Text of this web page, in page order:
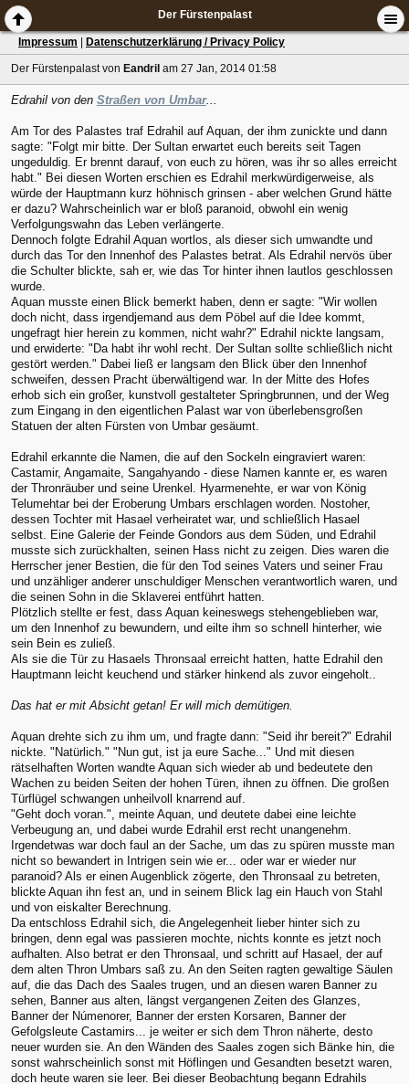
Der Fürstenpalast
Impressum Datenschutzerklärung / Privacy Policy
Der Fürstenpalastvon Eandril am 27 Jan, 2014 01:58
Edrahil von den Straßen von Umbar...
Am Tor des Palastes traf Edrahil auf Aquan, der ihm zunickte und dann
sagte: "Folgt mir bitte. Der Sultan erwartet euch bereits seit Tagen
ungeduldig. Er brennt darauf, von euch zu hören, was ihr so alles erreicht
habt." Bei diesen Worten erschien es Edrahil merkwürdigerweise, als
würde der Hauptmann kurz höhnisch grinsen - aber welchen Grund hätte
er dazu? Wahrscheinlich war er bloß paranoid, obwohl ein wenig
Verfolgungswahn das Leben verlängerte.
Dennoch folgte Edrahil Aquan wortlos, als dieser sich umwandte und
durch das Tor den Innenhof des Palastes betrat. Als Edrahil nervös über
die Schulter blickte, sah er, wie das Tor hinter ihnen lautlos geschlossen
wurde.
Aquan musste einen Blick bemerkt haben, denn er sagte: "Wir wollen
doch nicht, dass irgendjemand aus dem Pöbel auf die Idee kommt,
ungefragt hier herein zu kommen, nicht wahr?" Edrahil nickte langsam,
und erwiderte: "Da habt ihr wohl recht. Der Sultan sollte schließlich nicht
gestört werden." Dabei ließ er langsam den Blick über den Innenhof
schweifen, dessen Pracht überwältigend war. In der Mitte des Hofes
erhob sich ein großer, kunstvoll gestalteter Springbrunnen, und der Weg
zum Eingang in den eigentlichen Palast war von überlebensgroßen
Statuen der alten Fürsten von Umbar gesäumt.
Edrahil erkannte die Namen, die auf den Sockeln eingraviert waren:
Castamir, Angamaite, Sangahyando - diese Namen kannte er, es waren
der Thronräuber und seine Urenkel. Hyarmenehte, er war von König
Telumehtar bei der Eroberung Umbars erschlagen worden. Nostoher,
dessen Tochter mit Hasael verheiratet war, und schließlich Hasael
selbst. Eine Galerie der Feinde Gondors aus dem Süden, und Edrahil
musste sich zurückhalten, seinen Hass nicht zu zeigen. Dies waren die
Herrscher jener Bestien, die für den Tod seines Vaters und seiner Frau
und unzähliger anderer unschuldiger Menschen verantwortlich waren, und
die seinen Sohn in die Sklaverei entführt hatten.
Plötzlich stellte er fest, dass Aquan keineswegs stehengeblieben war,
um den Innenhof zu bewundern, und eilte ihm so schnell hinterher, wie
sein Bein es zuließ.
Als sie die Tür zu Hasaels Thronsaal erreicht hatten, hatte Edrahil den
Hauptmann leicht keuchend und stärker hinkend als zuvor eingeholt..
Das hat er mit Absicht getan! Er will mich demütigen.
Aquan drehte sich zu ihm um, und fragte dann: "Seid ihr bereit?" Edrahil
nickte. "Natürlich." "Nun gut, ist ja eure Sache..." Und mit diesen
rätselhaften Worten wandte Aquan sich wieder ab und bedeutete den
Wachen zu beiden Seiten der hohen Türen, ihnen zu öffnen. Die großen
Türflügel schwangen unheilvoll knarrend auf.
"Geht doch voran.", meinte Aquan, und deutete dabei eine leichte
Verbeugung an, und dabei wurde Edrahil erst recht unangenehm.
Irgendetwas war doch faul an der Sache, um das zu spüren musste man
nicht so bewandert in Intrigen sein wie er... oder war er wieder nur
paranoid? Als er einen Augenblick zögerte, den Thronsaal zu betreten,
blickte Aquan ihn fest an, und in seinem Blick lag ein Hauch von Stahl
und von eiskalter Berechnung.
Da entschloss Edrahil sich, die Angelegenheit lieber hinter sich zu
bringen, denn egal was passieren mochte, nichts konnte es jetzt noch
aufhalten. Also betrat er den Thronsaal, und schritt auf Hasael, der auf
dem alten Thron Umbars saß zu. An den Seiten ragten gewaltige Säulen
auf, die das Dach des Saales trugen, und an diesen waren Banner zu
sehen, Banner aus alten, längst vergangenen Zeiten des Glanzes,
Banner der Númenorer, Banner der ersten Korsaren, Banner der
Gefolgsleute Castamirs... je weiter er sich dem Thron näherte, desto
neuer wurden sie. An den Wänden des Saales zogen sich Bänke hin, die
sonst wahrscheinlich sonst mit Höflingen und Gesandten besetzt waren,
doch heute waren sie leer. Bei dieser Beobachtung begann Edrahils